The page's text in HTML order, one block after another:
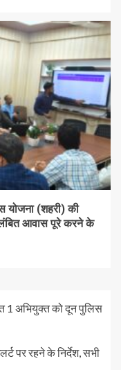
योजना (शहरी) की
लंबित आवास पूरे करने के
1 अभियुक्त को दून पुलिस
पर रहने के निर्देश, सभी